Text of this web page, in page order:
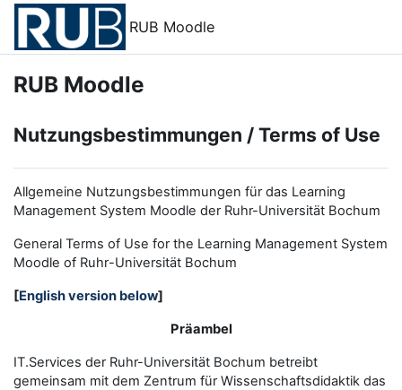
Zum Hauptinhalt
RUB Moodle
RUB Moodle
Nutzungsbestimmungen / Terms of Use
Allgemeine Nutzungsbestimmungen für das Learning
Management System Moodle der Ruhr-Universität Bochum
General Terms of Use for the Learning Management System
Moodle of Ruhr-Universität Bochum
[English version below]
Präambel
IT.Services der Ruhr-Universität Bochum betreibt
gemeinsam mit dem Zentrum für Wissenschaftsdidaktik das